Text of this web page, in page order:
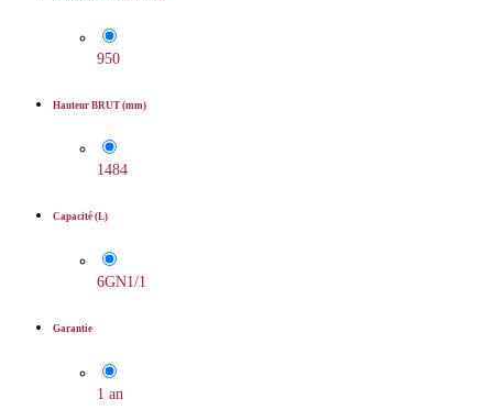
950
Hauteur BRUT (mm)
1484
Capacité (L)
6GN1/1
Garantie
1 an